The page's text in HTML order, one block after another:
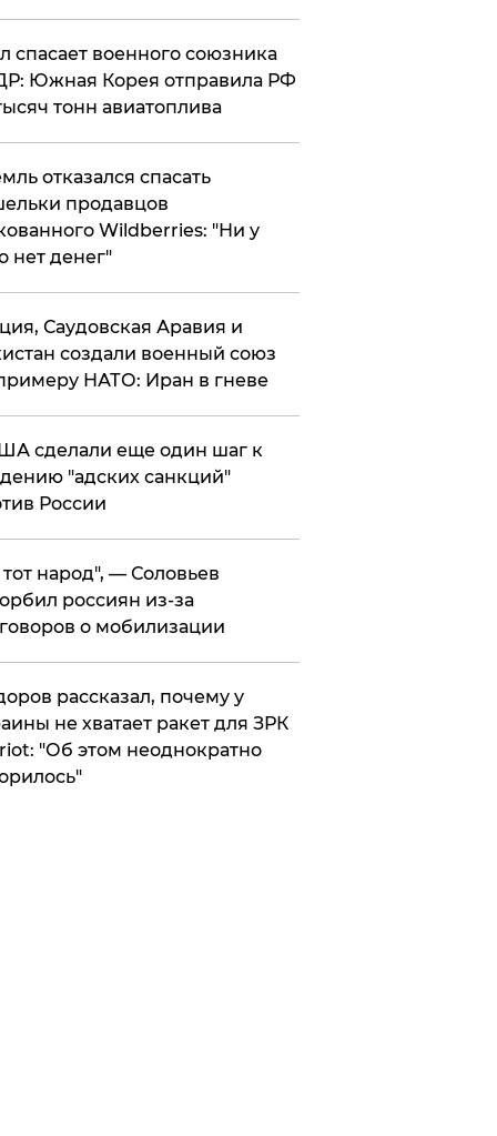
спасает военного союзника
Южная Корея отправила РФ
тонн авиатоплива
отказался спасать
продавцов
Wildberries: "Ни у
нет денег"
Саудовская Аравия и
создали военный союз
НАТО: Иран в гневе
сделали еще один шаг к
"адских санкций"
России
народ", — Соловьев
россиян из-за
о мобилизации
рассказал, почему у
не хватает ракет для ЗРК
"Об этом неоднократно